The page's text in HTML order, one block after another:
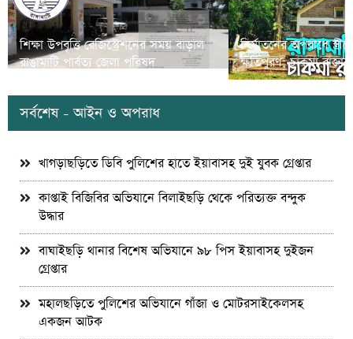
শিক্ষা উপবৃত্তি রেজিস্ট্রেশনের সময় বাড়াল
রাঙামাটি পার্বত্য জেলা পরিষদ
নির্যাতনের অপরাধে
ক্ষতিপুরণ; চাকমা
সর্বশেষ - আইন ও অপরাধ
খাগড়াছড়িতে ডিবি পুলিশের হাতে ইয়াবাসহ দুই যুবক গ্রেপ্তার
কাপ্তাই বিজিবির অভিযানে বিলাইছড়ি থেকে পরিত্যক্ত বন্দুক
উদ্ধার
বাঘাইছড়ি থানার বিশেষ অভিযানে ৯৮ পিস ইয়াবাসহ দুইজন
গ্রেপ্তার
মহালছড়িতে পুলিশের অভিযানে গাঁজা ও মোটরসাইকেলসহ
একজন আটক